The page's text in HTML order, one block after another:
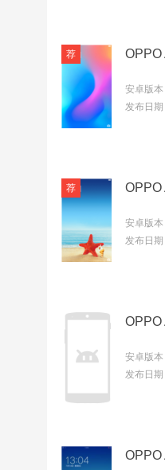
安卓版本
发布日期
安卓版本
发布日期
OPPO
安卓版本
发布日期